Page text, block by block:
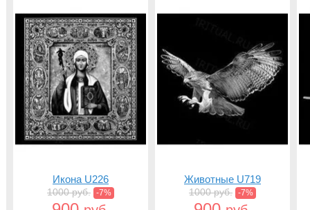
Икона U226
1000 руб. -7%
Животные U719
1000 руб. -7%